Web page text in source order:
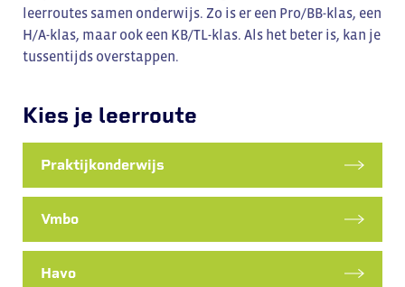
leerroutes samen onderwijs. Zo is er een Pro/BB-klas, een
H/A-klas, maar ook een KB/TL-klas. Als het beter is, kan je
tussentijds overstappen.
Kies je leerroute
Praktijkonderwijs
Vmbo
Havo